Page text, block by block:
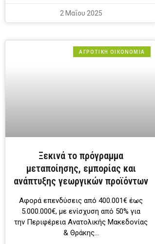
2 Μαΐου 2025
ΑΓΡΟΤΙΚΗ ΟΙΚΟΝΟΜΙΑ
Ξεκινά το πρόγραμμα
μεταποίησης, εμπορίας και
ανάπτυξης γεωργικών προϊόντων
Αφορά επενδύσεις από 400.001€ έως
5.000.000€, με ενίσχυση από 50% για
την Περιφέρεια Ανατολικής Μακεδονίας
& Θράκης…